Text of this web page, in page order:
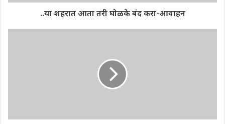
..या शहरात आता तरी घोळके बंद करा-आवाहन